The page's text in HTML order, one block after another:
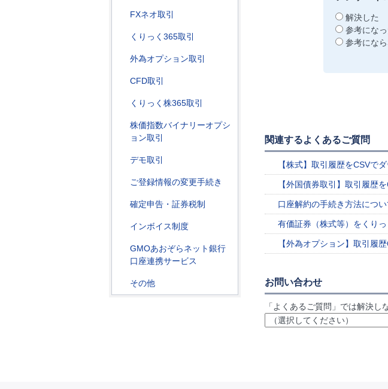
FXネオ取引
くりっく365取引
外為オプション取引
CFD取引
くりっく株365取引
株価指数バイナリーオプシ
ョン取引
デモ取引
ご登録情報の変更手続き
確定申告・証券税制
インボイス制度
GMOあおぞらネット銀行
口座連携サービス
その他
解決した
参考になっ
参考にな
関連するよくあるご質問
【株式】取引履歴をCSVで
【外国債券取引】取引履歴
口座解約の手続き方法につい
有価証券（株式等）をくり
【外為オプション】取引履
お問い合わせ
「よくあるご質問」では解決